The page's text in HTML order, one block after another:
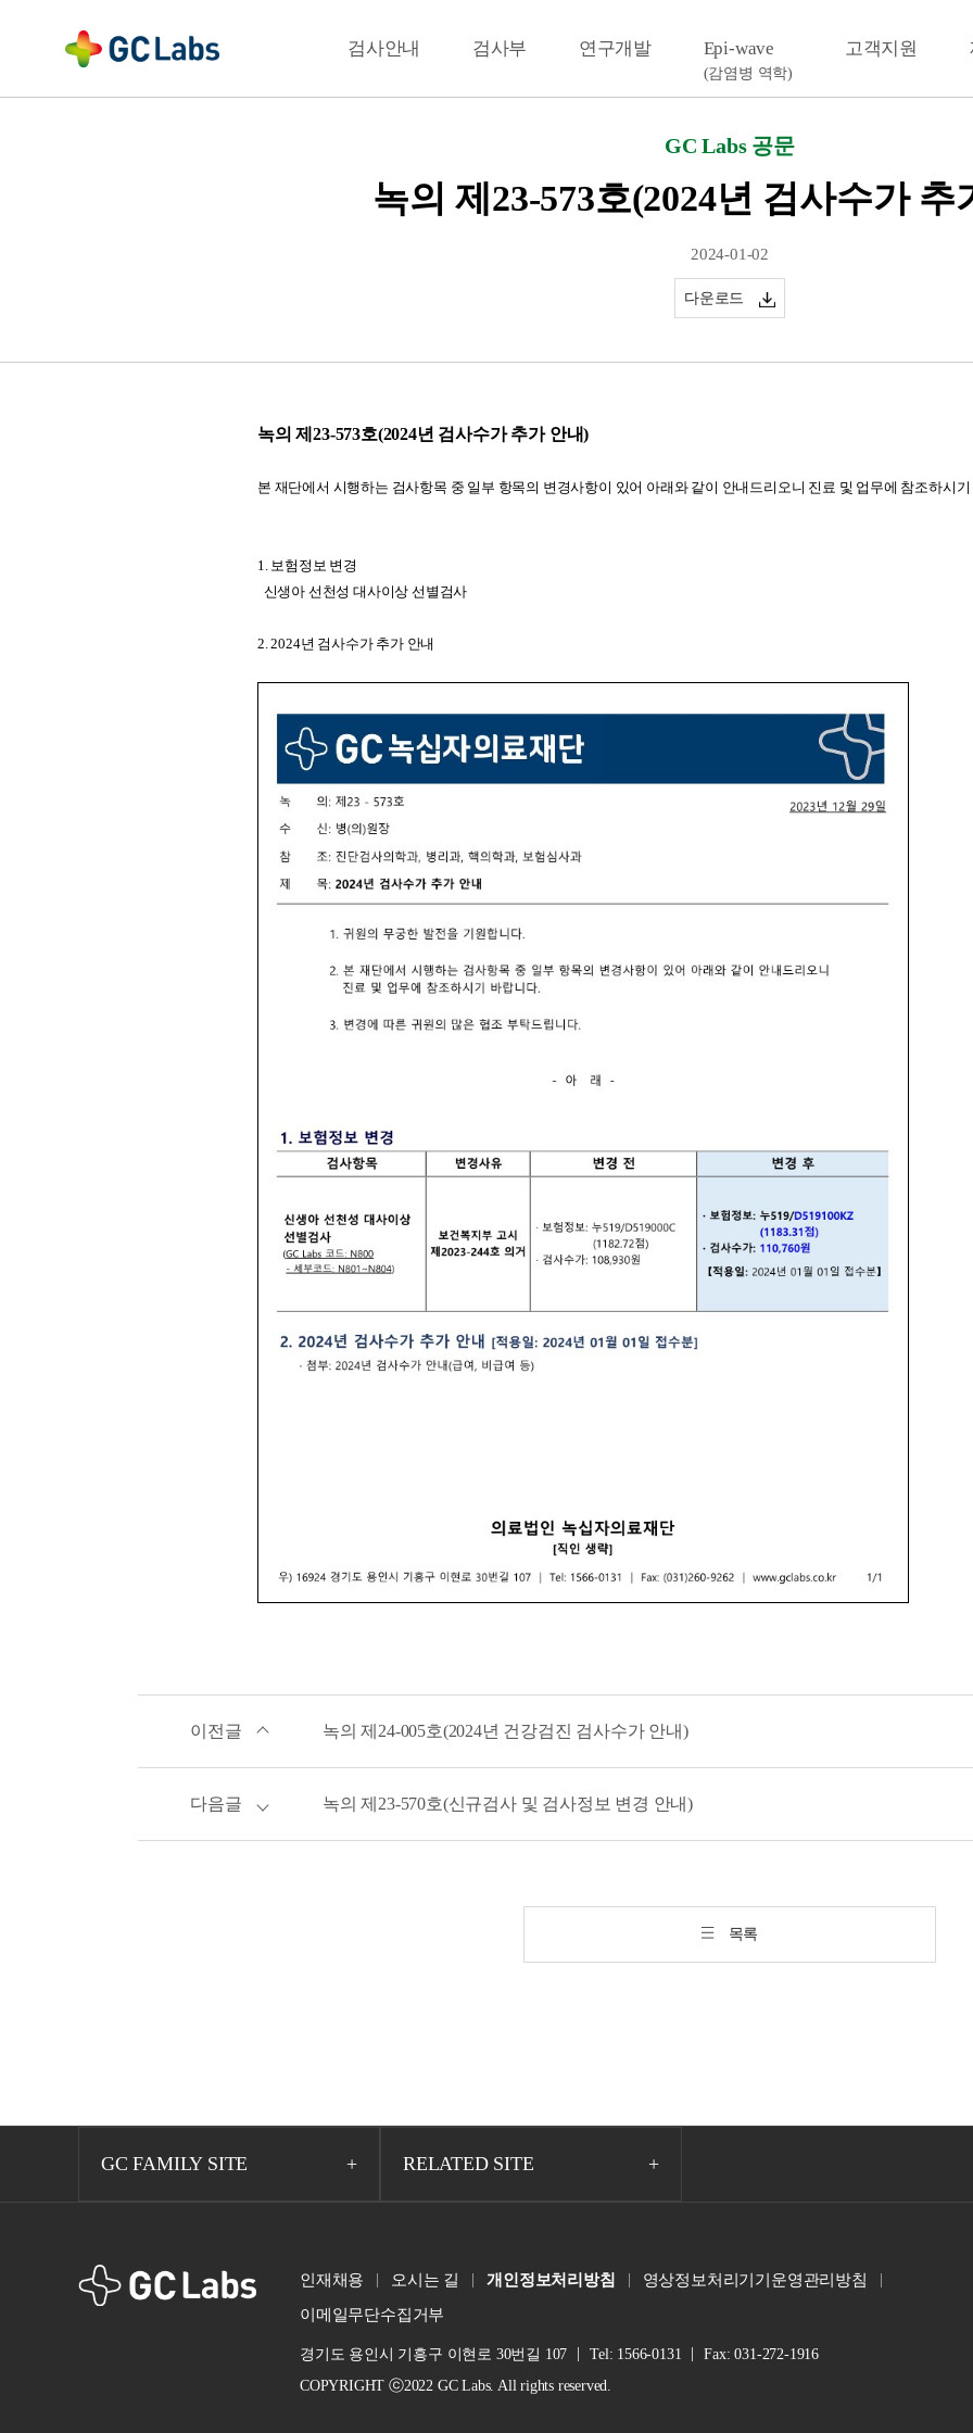
뉴
검사안내
결과확인 검사부 연구개발 Epi-wave
(감염병 역학)
고객지원
GC Labs 공문
녹의 제23-573호(2024년 검사수가 추
2024-01-02
다운로드
녹의 제23-573호(2024년 검사수가 추가 안내)
본 재단에서 시행하는 검사항목 중 일부 항목의 변경사항이 있어 아래와 같이 안내드리오니 진료 및 업무에 참조하시
1. 보험정보 변경
신생아 선천성 대사이상 선별검사
2. 2024년 검사수가 추가 안내
이전글 녹의 제24-005호(2024년 건강검진 검사수가 안내)
다음글 녹의 제23-570호(신규검사 및 검사정보 변경 안내)
목록
GC FAMILY SITE RELATED SITE
GCLabs 인재채용 오시는 길 개인정보처리방침
영상정보처리기기운영관리방침
이메일무단수집거부
경기도 용인시 기흥구 이현로 30번길 107 Tel: 1566-0131
Fax: 031-272-1916
COPYRIGHT ⓒ2022 GC Labs. All rights reserved.